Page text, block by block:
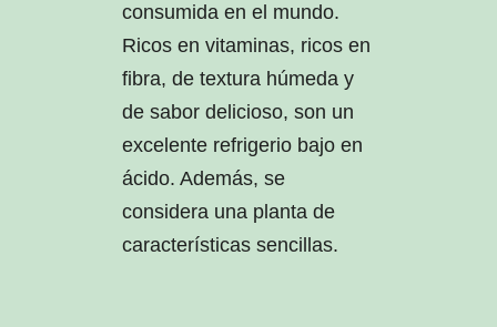
consumida en el mundo.
Ricos en vitaminas, ricos en
fibra, de textura húmeda y
de sabor delicioso, son un
excelente refrigerio bajo en
ácido. Además, se
considera una planta de
características sencillas.